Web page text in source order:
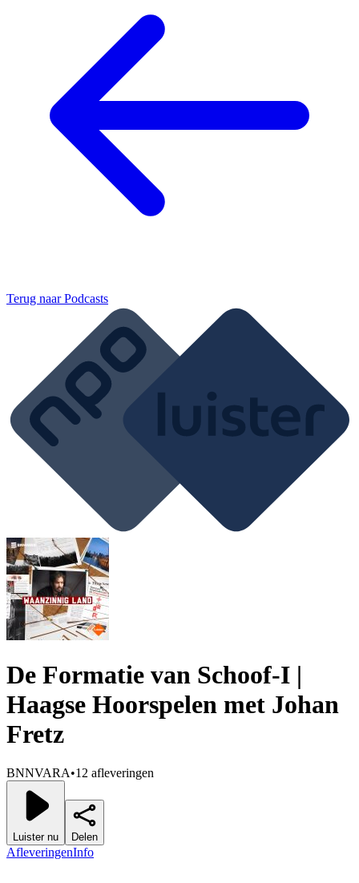
Terug naarPodcasts
De Formatie van Schoof-I |
Haagse Hoorspelen met Johan
Fretz
BNNVARA•12 afleveringen
Luister nu Delen
AfleveringenInfo